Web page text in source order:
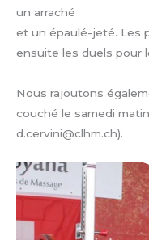
un arraché
et un épaulé-jeté. Les
ensuite les duels pour
Nous rajoutons
couché le samedi
d.cervini@clhm.ch).